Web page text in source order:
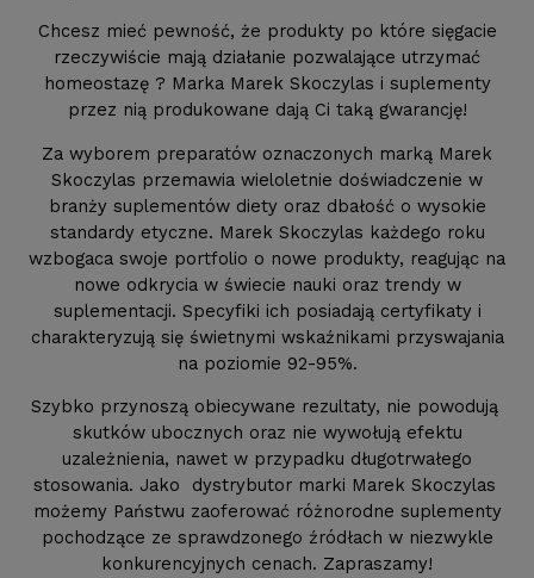
Chcesz mieć pewność, że produkty po które sięgacie
rzeczywiście mają działanie pozwalające utrzymać
homeostazę ? Marka Marek Skoczylas i suplementy
przez nią produkowane dają Ci taką gwarancję!
Za wyborem preparatów oznaczonych marką Marek
Skoczylas przemawia wieloletnie doświadczenie w
branży suplementów diety oraz dbałość o wysokie
standardy etyczne. Marek Skoczylas każdego roku
wzbogaca swoje portfolio o nowe produkty, reagując na
nowe odkrycia w świecie nauki oraz trendy w
suplementacji. Specyfiki ich posiadają certyfikaty i
charakteryzują się świetnymi wskaźnikami przyswajania
na poziomie 92-95%.
Szybko przynoszą obiecywane rezultaty, nie powodują
skutków ubocznych oraz nie wywołują efektu
uzależnienia, nawet w przypadku długotrwałego
stosowania. Jako dystrybutor marki Marek Skoczylas
możemy Państwu zaoferować różnorodne suplementy
pochodzące ze sprawdzonego źródłach w niezwykle
konkurencyjnych cenach. Zapraszamy!